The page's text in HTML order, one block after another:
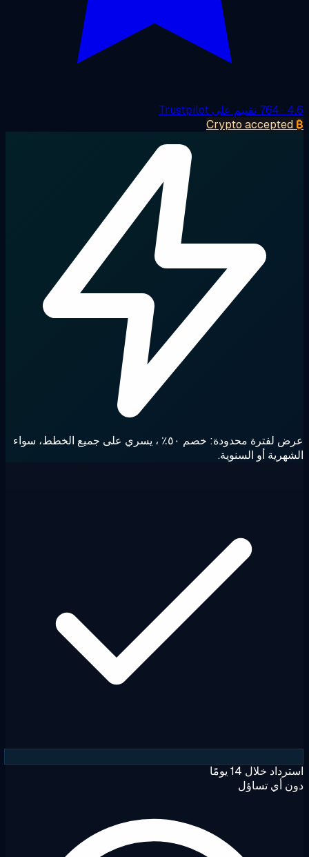
· 764 تقييم على Trustpilot
Crypto accepted
لفترة محدودة: خصم ٥٠٪
، يسري على جميع الخطط، سواء
أو السنوية.
خلال 14 يومًا
أي تساؤل